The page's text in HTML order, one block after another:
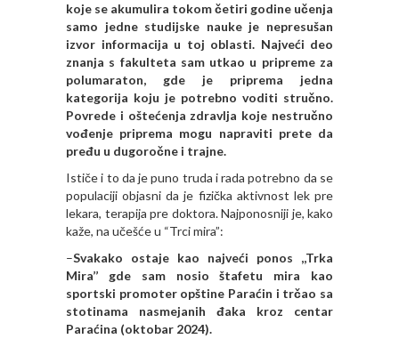
koje se akumulira tokom četiri godine učenja
samo jedne studijske nauke je nepresušan
izvor informacija u toj oblasti. Najveći deo
znanja s fakulteta sam utkao u pripreme za
polumaraton, gde je priprema jedna
kategorija koju je potrebno voditi stručno.
Povrede i oštećenja zdravlja koje nestručno
vođenje priprema mogu napraviti prete da
pređu u dugoročne i trajne.
Ističe i to da je puno truda i rada potrebno da se
populaciji objasni da je fizička aktivnost lek pre
lekara, terapija pre doktora. Najponosniji je, kako
kaže, na učešće u “Trci mira”:
–Svakako ostaje kao najveći ponos ,,Trka
Mira’’ gde sam nosio štafetu mira kao
sportski promoter opštine Paraćin i trčao sa
stotinama nasmejanih đaka kroz centar
Paraćina (oktobar 2024).